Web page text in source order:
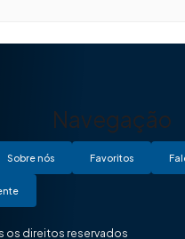
Navegação
Sobre nós Favoritos
os direitos reservados